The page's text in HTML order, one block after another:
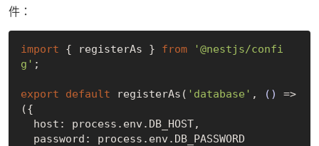
件：
import { registerAs } from
'@nestjs/confi
g' ;
export default registerAs( 'database' , ()
=>
({